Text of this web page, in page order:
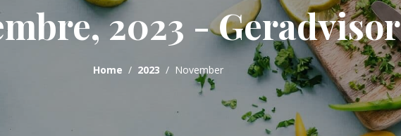
2023 - Geradvisor
Home 2023 November